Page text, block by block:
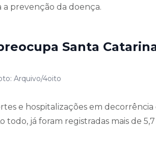
prevenção da doença.
Santa
Arquivo/4oito
e hospitalizações em
todo, já foram registradas mais de